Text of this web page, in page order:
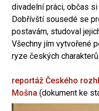
divadelní práci, občas
Dobřívští sousedé se
postavám, studoval
Všechny jím vytvořené
ryze českých charakterů.
reportáž Českého
Mošna (dokument ke